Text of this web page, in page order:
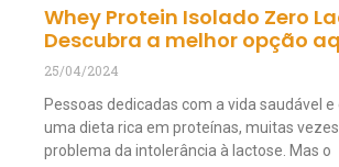
Whey Protein Isolado Zero
Descubra a melhor opção
25/04/2024
Pessoas dedicadas com a vida saudável
uma dieta rica em proteínas, muitas
problema da intolerância à lactose. Mas o